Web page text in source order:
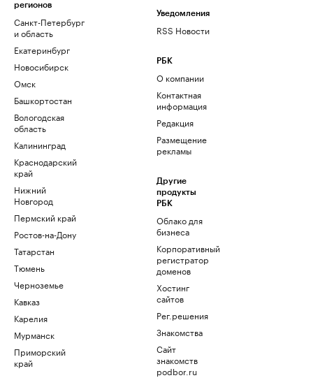
регионов
Санкт-Петербург
и область
Екатеринбург
Новосибирск
Омск
Башкортостан
Вологодская
область
Калининград
Краснодарский
край
Нижний
Новгород
Пермский край
Ростов-на-Дону
Татарстан
Тюмень
Черноземье
Кавказ
Карелия
Мурманск
Приморский
край
Уведомления
RSS Новости
РБК
О компании
Контактная
информация
Редакция
Размещение
рекламы
Другие
продукты
РБК
Облако для
бизнеса
Корпоративный
регистратор
доменов
Хостинг
сайтов
Рег.решения
Знакомства
Сайт
знакомств
podbor.ru